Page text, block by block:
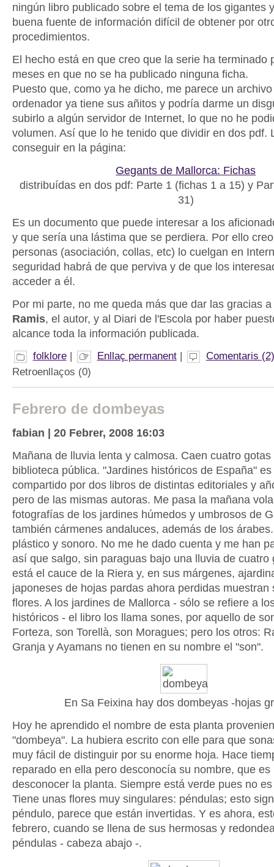
ningún libro publicado sobre el tema de los gigantes
buena fuente de información difícil de obtener por
procedimientos.
El hecho está en que creo que la serie ha terminado
meses en que no se ha publicado ninguna ficha.
Puesto que, como ya he dicho, me parece un
ordenador ya tiene sus añitos y podría darme un
subirlo a algún servidor de Internet, lo que no he
volumen. Así que lo he tenido que dividir en dos pdf.
conseguir en la página:
Gegants de Mallorca: Fichas
distribuídas en dos pdf: Parte 1 (fichas 1 a 15) y
31)
Es un documento que puede interesar a los
y que sería una lástima que se perdiera. Por ello
personas (asociación, collas, etc) lo cuelgan en
seguridad habrá de que perviva y de que los
acceder a él.
Por mi parte, no me queda más que dar las gracias a
Ramis, el autor, y al Diari de l'Escola por haber
alcance toda la información publicada.
folklore| Enllaç permanent|
Comentaris (2)
Retroenllaços (0)
Febrero de dombeyas
fabian | 20 Febrer, 2008 16:03
Mañana de lluvia lenta y calmosa. Caen cuatro
biblioteca pública. "Jardines históricos de España"
compartido por dos libros de distintas editoriales y
pero de las mismas autoras. Me pasa la mañana
fotografías de los jardines húmedos y umbrosos de
también cármenes andaluces, además de los
plástico y sonoro. No me he dado cuenta y me han
así que salgo, sin paraguas bajo una lluvia de cuatro
está el cauce de la Riera y, en sus márgenes,
japoneses de hojas pardas ahora perdidas muestran
flores. A los jardines de Mallorca - sólo se refiere a
históricos - el libro los llama sones, por aquello de
Forteza, son Torellà, son Moragues; pero los otros:
Granja y Ayamans no tienen en su nombre el "son".
En Sa Feixina hay dos dombeyas -hojas
Hoy he aprendido el nombre de esta planta
"dombeya". La hubiera escrito con elle para que
muy fácil de distinguir por su enorme hoja. Hace
reparado en ella pero desconocía su nombre, que es
desconocer la planta. Siempre está verde pues no
Tiene unas flores muy singulares: péndulas; esto
péndulo, parece que están invertidas. Y es ahora,
febrero, cuando se llena de sus hermosas y
péndulas - cabeza abajo -.